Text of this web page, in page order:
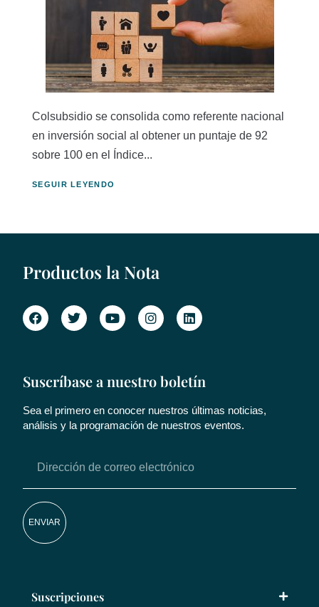
Colsubsidio se consolida como referente nacional
en inversión social al obtener un puntaje de 92
sobre 100 en el Índice...
SEGUIR LEYENDO
Productos la Nota
Suscríbase a nuestro boletín
Sea el primero en conocer nuestros últimas noticias,
análisis y la programación de nuestros eventos.
ENVIAR
Suscripciones